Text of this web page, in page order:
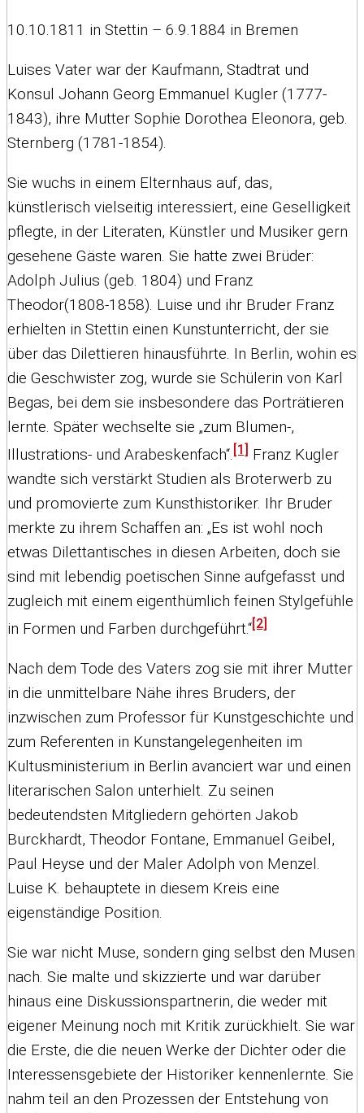
10.10.1811 in Stettin – 6.9.1884 in Bremen
Luises Vater war der Kaufmann, Stadtrat und
Konsul Johann Georg Emmanuel Kugler (1777-
1843), ihre Mutter Sophie Dorothea Eleonora, geb.
Sternberg (1781-1854).
Sie wuchs in einem Elternhaus auf, das,
künstlerisch vielseitig interessiert, eine Geselligkeit
pflegte, in der Literaten, Künstler und Musiker gern
gesehene Gäste waren. Sie hatte zwei Brüder:
Adolph Julius (geb. 1804) und Franz
Theodor(1808-1858). Luise und ihr Bruder Franz
erhielten in Stettin einen Kunstunterricht, der sie
über das Dilettieren hinausführte. In Berlin, wohin es
die Geschwister zog, wurde sie Schülerin von Karl
Begas, bei dem sie insbesondere das Porträtieren
lernte. Später wechselte sie „zum Blumen-,
Illustrations- und Arabeskenfach“. [1] Franz Kugler
wandte sich verstärkt Studien als Broterwerb zu
und promovierte zum Kunsthistoriker. Ihr Bruder
merkte zu ihrem Schaffen an: „Es ist wohl noch
etwas Dilettantisches in diesen Arbeiten, doch sie
sind mit lebendig poetischen Sinne aufgefasst und
zugleich mit einem eigenthümlich feinen Stylgefühle
in Formen und Farben durchgeführt.“[2]
Nach dem Tode des Vaters zog sie mit ihrer Mutter
in die unmittelbare Nähe ihres Bruders, der
inzwischen zum Professor für Kunstgeschichte und
zum Referenten in Kunstangelegenheiten im
Kultusministerium in Berlin avanciert war und einen
literarischen Salon unterhielt. Zu seinen
bedeutendsten Mitgliedern gehörten Jakob
Burckhardt, Theodor Fontane, Emmanuel Geibel,
Paul Heyse und der Maler Adolph von Menzel.
Luise K. behauptete in diesem Kreis eine
eigenständige Position.
Sie war nicht Muse, sondern ging selbst den Musen
nach. Sie malte und skizzierte und war darüber
hinaus eine Diskussionspartnerin, die weder mit
eigener Meinung noch mit Kritik zurückhielt. Sie war
die Erste, die die neuen Werke der Dichter oder die
Interessensgebiete der Historiker kennenlernte. Sie
nahm teil an den Prozessen der Entstehung von